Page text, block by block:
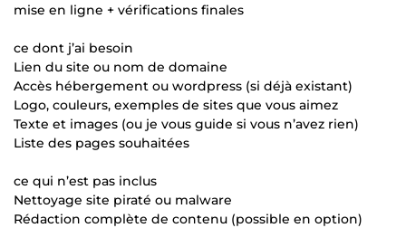
mise en ligne + vérifications finales
ce dont j’ai besoin
Lien du site ou nom de domaine
Accès hébergement ou wordpress (si déjà existant)
Logo, couleurs, exemples de sites que vous aimez
Texte et images (ou je vous guide si vous n’avez rien)
Liste des pages souhaitées
ce qui n’est pas inclus
Nettoyage site piraté ou malware
Rédaction complète de contenu (possible en option)